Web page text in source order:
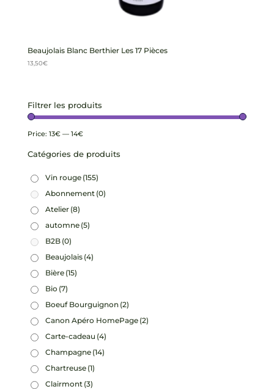
Beaujolais Blanc Berthier Les 17 Pièces
13,50€
Filtrer les produits
Price: 13€— 14€
Catégories de produits
Vin rouge (155)
Abonnement (0)
Atelier (8)
automne (5)
B2B (0)
Beaujolais (4)
Bière (15)
Bio (7)
Boeuf Bourguignon (2)
Canon Apéro HomePage (2)
Carte-cadeau (4)
Champagne (14)
Chartreuse (1)
Clairmont (3)